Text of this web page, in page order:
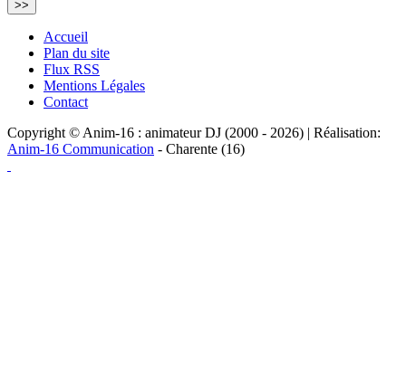
Accueil
Plan du site
Flux RSS
Mentions Légales
Contact
Copyright © Anim-16 : animateur DJ (2000 - 2026) | Réalisation:
Anim-16 Communication - Charente (16)